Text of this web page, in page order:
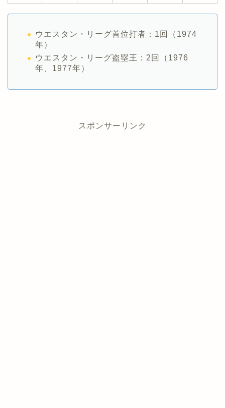
ウエスタン・リーグ首位打者：1回（1974
年）
ウエスタン・リーグ盗塁王：2回（1976
年、1977年）
スポンサーリンク